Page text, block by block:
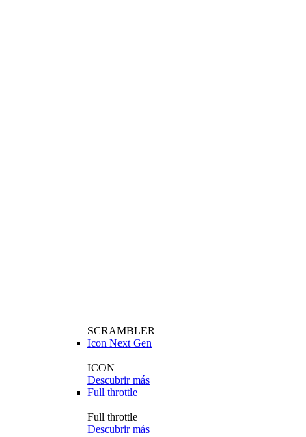
SCRAMBLER
Icon Next Gen
ICON
Descubrir más
Full throttle
Full throttle
Descubrir más